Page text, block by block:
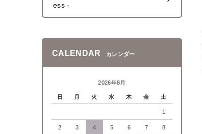
ess -
CALENDAR カレンダー
2026年8月
日 月 火 水 木 金 土
1
2 3 4 5 6 7 8